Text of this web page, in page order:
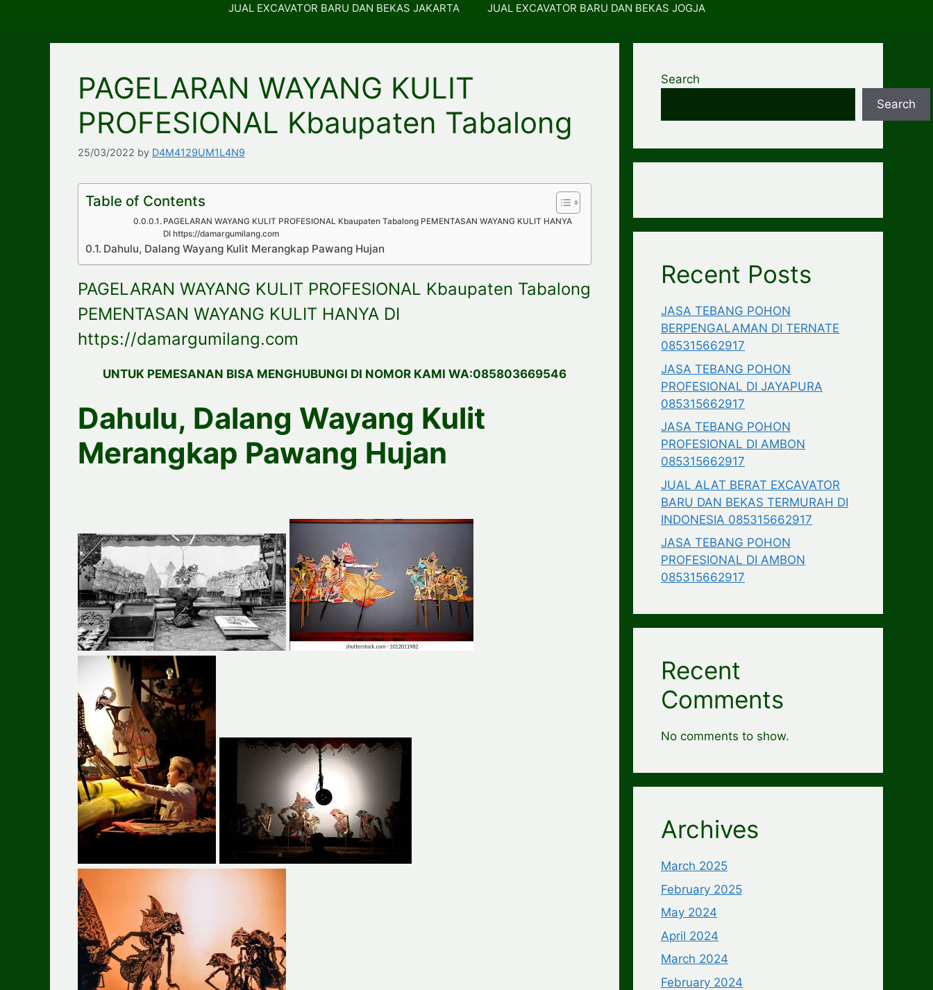
JUAL EXCAVATOR BARU DAN BEKAS JAKARTA JUAL EXCAVATOR BARU DAN BEKAS JOGJA
PAGELARAN WAYANG KULIT
PROFESIONAL Kbaupaten Tabalong
25/03/2022 by D4M4129UM1L4N9
Table of Contents
PAGELARAN WAYANG KULIT PROFESIONAL Kbaupaten Tabalong PEMENTASAN WAYANG KULIT HANYA
DI https://damargumilang.com
Dahulu, Dalang Wayang Kulit Merangkap Pawang Hujan
PAGELARAN WAYANG KULIT PROFESIONAL Kbaupaten Tabalong
PEMENTASAN WAYANG KULIT HANYA DI
https://damargumilang.com
UNTUK PEMESANAN BISA MENGHUBUNGI DI NOMOR KAMI WA:085803669546
Dahulu, Dalang Wayang Kulit
Merangkap Pawang Hujan
Search
Search
Recent Posts
JASA TEBANG POHON
BERPENGALAMAN DI TERNATE
085315662917
JASA TEBANG POHON
PROFESIONAL DI JAYAPURA
085315662917
JASA TEBANG POHON
PROFESIONAL DI AMBON
085315662917
JUAL ALAT BERAT EXCAVATOR
BARU DAN BEKAS TERMURAH DI
INDONESIA 085315662917
JASA TEBANG POHON
PROFESIONAL DI AMBON
085315662917
Recent
Comments
No comments to show.
Archives
March 2025
February 2025
May 2024
April 2024
March 2024
February 2024